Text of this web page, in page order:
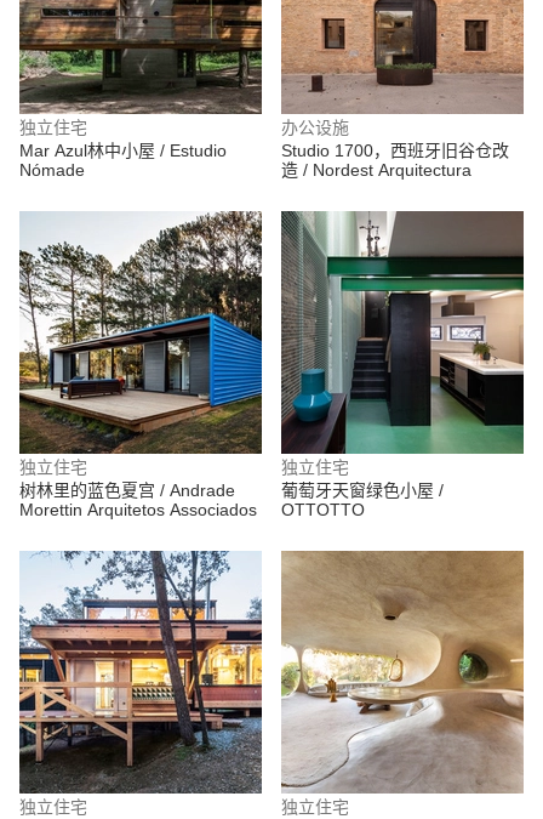
独立住宅
Mar Azul林中小屋 / Estudio
Nómade
办公设施
Studio 1700，西班牙旧谷仓改
造 / Nordest Arquitectura
独立住宅
树林里的蓝色夏宫 / Andrade
Morettin Arquitetos Associados
独立住宅
葡萄牙天窗绿色小屋 /
OTTOTTO
独立住宅
独立住宅